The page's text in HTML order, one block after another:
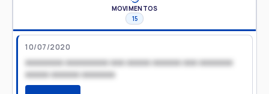
MOVIMENTOS
15
10/07/2020
xxxxxxxx xxxxxxxxx xxx xxxxx xxxxxx xxx xxxxxxx
xxxxx xxxxxx xxxxxxx